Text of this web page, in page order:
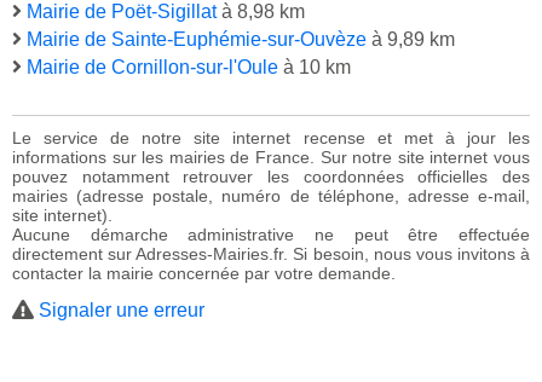
Mairie de Poët-Sigillatà 8,98 km
Mairie de Sainte-Euphémie-sur-Ouvèze à 9,89 km
Mairie de Cornillon-sur-l'Oule à 10 km
Le service de notre site internet recense et met à jour les
informations sur les mairies de France. Sur notre site internet vous
pouvez notamment retrouver les coordonnées officielles des
mairies (adresse postale, numéro de téléphone, adresse e-mail,
site internet).
Aucune démarche administrative ne peut être effectuée
directement sur Adresses-Mairies.fr. Si besoin, nous vous invitons à
contacter la mairie concernée par votre demande.
Signaler une erreur